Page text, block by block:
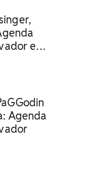
e
Agenda